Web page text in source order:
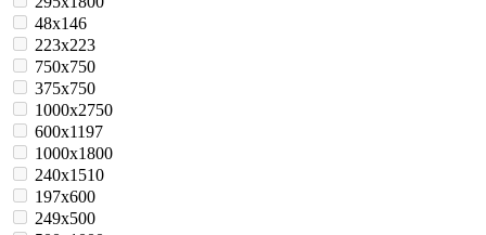
48x146
223x223
750х750
375х750
1000x2750
600x1197
1000x1800
240x1510
197х600
249x500